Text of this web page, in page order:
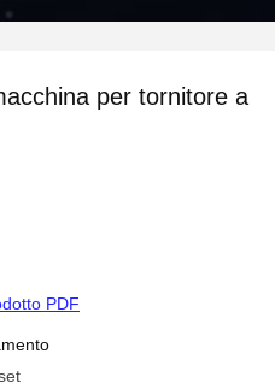
per tornitore a
PDF